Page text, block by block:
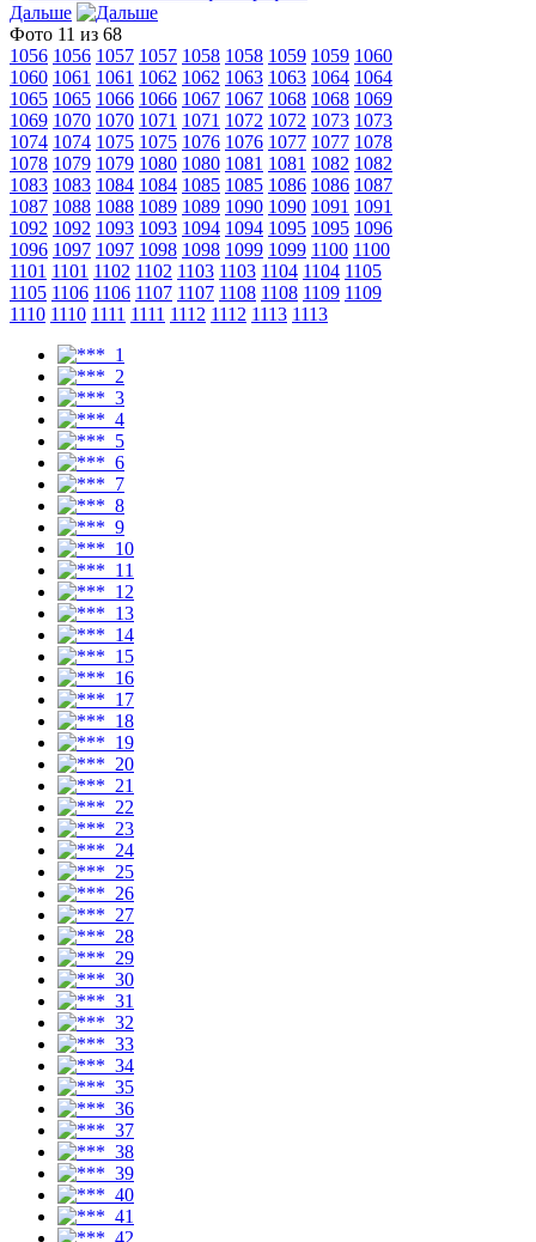
Дальше
Фото 11 из 68
1056 1056 1057 1057 1058 1058 1059 1059 1060
1060 1061 1061 1062 1062 1063 1063 1064 1064
1065 1065 1066 1066 1067 1067 1068 1068 1069
1069 1070 1070 1071 1071 1072 1072 1073 1073
1074 1074 1075 1075 1076 1076 1077 1077 1078
1078 1079 1079 1080 1080 1081 1081 1082 1082
1083 1083 1084 1084 1085 1085 1086 1086 1087
1087 1088 1088 1089 1089 1090 1090 1091 1091
1092 1092 1093 1093 1094 1094 1095 1095 1096
1096 1097 1097 1098 1098 1099 1099 1100 1100
1101 1101 1102 1102 1103 1103 1104 1104 1105
1105 1106 1106 1107 1107 1108 1108 1109 1109
1110 1110 1111 1111 1112 1112 1113 1113